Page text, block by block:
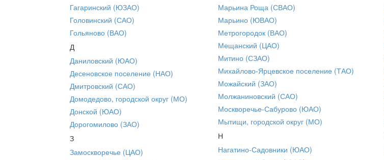
Гагаринский (ЮЗАО)
Головинский (САО)
Гольяново (ВАО)
Д
Даниловский (ЮАО)
Десеновское поселение (НАО)
Дмитровский (САО)
Домодедово, городской округ (МО)
Донской (ЮАО)
Дорогомилово (ЗАО)
З
Замоскворечье (ЦАО)
Марьина Роща (СВАО)
Марьино (ЮВАО)
Метрогородок (ВАО)
Мещанский (ЦАО)
Митино (СЗАО)
Михайлово-Ярцевское поселение (ТАО)
Можайский (ЗАО)
Молжаниновский (САО)
Москворечье-Сабурово (ЮАО)
Мытищи, городской округ (МО)
Н
Нагатино-Садовники (ЮАО)